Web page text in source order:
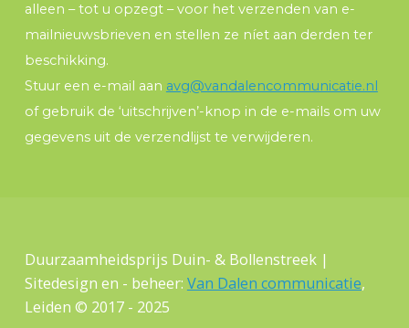
alleen – tot u opzegt – voor het verzenden van e-
mailnieuwsbrieven en stellen ze níet aan derden ter
beschikking.
Stuur een e-mail aan avg@vandalencommunicatie.nl
of gebruik de ‘uitschrijven’-knop in de e-mails om uw
gegevens uit de verzendlijst te verwijderen.
Duurzaamheidsprijs Duin- & Bollenstreek |
Sitedesign en - beheer: Van Dalen communicatie,
Leiden © 2017 - 2025